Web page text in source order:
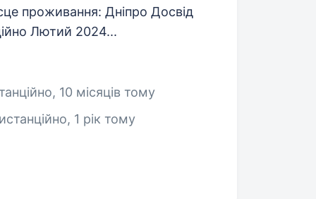
проживання: Дніпро Досвід
Лютий 2024...
, 10 місяців тому
, 1 рік тому